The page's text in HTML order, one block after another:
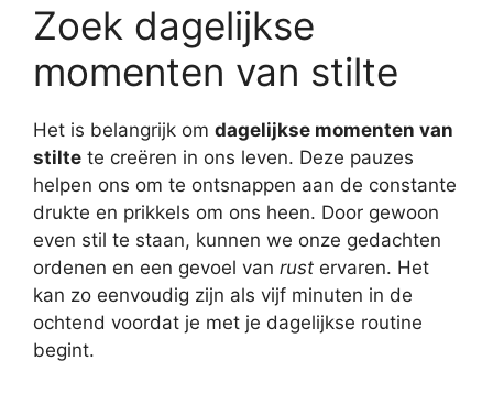
Zoek dagelijkse
momenten van stilte
Het is belangrijk om dagelijkse momenten van
stilte te creëren in ons leven. Deze pauzes
helpen ons om te ontsnappen aan de constante
drukte en prikkels om ons heen. Door gewoon
even stil te staan, kunnen we onze gedachten
ordenen en een gevoel van rust ervaren. Het
kan zo eenvoudig zijn als vijf minuten in de
ochtend voordat je met je dagelijkse routine
begint.